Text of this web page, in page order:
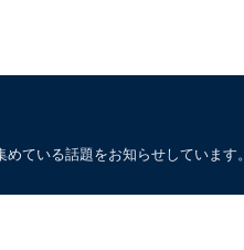
ている話題をお知らせしています。